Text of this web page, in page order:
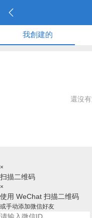
我創建的
還沒
×
扫描二维码
×
使用 WeChat 扫描二维码
或手动添加微信好友